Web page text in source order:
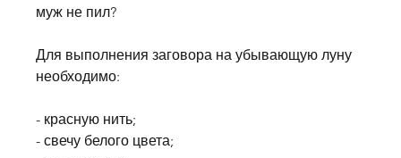
муж не пил?
Для выполнения заговора на убывающую луну
необходимо:
- красную нить;
- свечу белого цвета;